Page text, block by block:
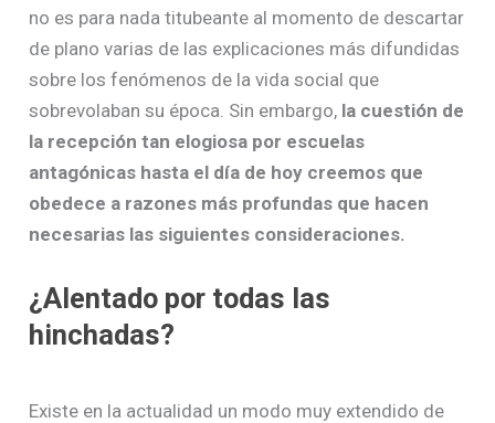
no es para nada titubeante al momento de descartar
de plano varias de las explicaciones más difundidas
sobre los fenómenos de la vida social que
sobrevolaban su época. Sin embargo, la cuestión de
la recepción tan elogiosa por escuelas
antagónicas hasta el día de hoy creemos que
obedece a razones más profundas que hacen
necesarias las siguientes consideraciones.
¿Alentado por todas las
hinchadas?
Existe en la actualidad un modo muy extendido de